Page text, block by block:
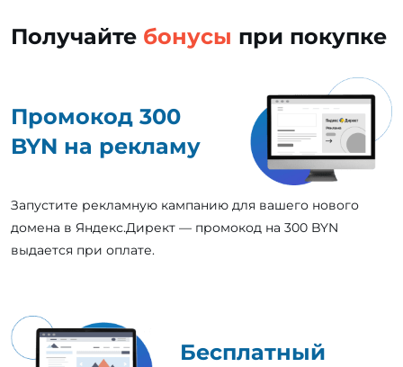
Получайте бонусы при покупке
Промокод 300
BYN на рекламу
Запустите рекламную кампанию для вашего нового
домена в Яндекс.Директ — промокод на 300 BYN
выдается при оплате.
Бесплатный